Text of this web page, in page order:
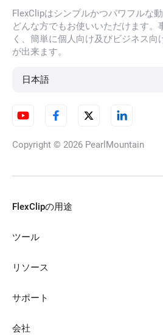
音声ループ
ボイスメモを文字
FlexClipはシンプルかつパワフルな
どんな方でもお使いいただけます。
く、簡単に個人向け及びビジネス向
が出来ます。
日本語
Copyright © 2026 PearlMountain
FlexClipの用途
ツール
リソース
サポート
会社